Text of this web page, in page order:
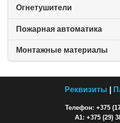
Огнетушители
Пожарная автоматика
Монтажные материалы
Реквизиты
Телефон: +375
A1: +375 (29)